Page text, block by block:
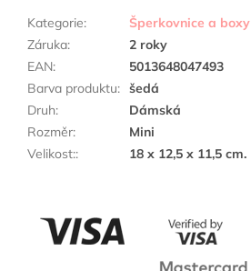
Kategorie:
Šperkovnice a boxy
Záruka:
2 roky
EAN:
5013648047493
Barva produktu: šedá
Druh:
Dámská
Rozměr:
Mini
Velikost:: 18 x 12,5 x 11,5 cm.